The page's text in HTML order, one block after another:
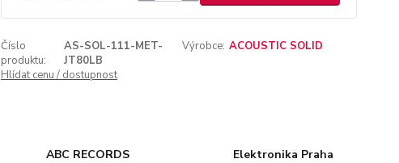
Číslo
produktu:
AS-SOL-111-MET-
JT80LB
Výrobce: ACOUSTIC SOLID
Hlídat cenu / dostupnost
ABC RECORDS
Elektronika Praha